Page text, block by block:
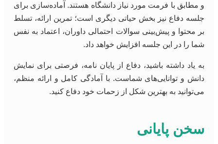
و مطابق با فرمت مورد نیاز دانشگاه هستند. آماده‌سازی برای
جلسه دفاع نیز بخش حیاتی دیگری است؛ تمرین ارائه، تسلط
بر محتوا و پیش‌بینی سوالات احتمالی داوران، اعتماد به نفس
شما را در این جلسه افزایش خواهد داد.
به یاد داشته باشید، دفاع از پایان نامه، فرصتی برای نمایش
دانش و توانایی‌های شماست. با آمادگی کامل و ارائه منظم،
می‌توانید به بهترین شکل از زحمات خود دفاع کنید.
سخن پایانی